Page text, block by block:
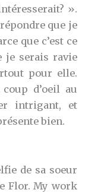
».
que je
que c’est ce
je serais ravie
pour elle.
d’oeil au
intrigant, et
bien.
de sa soeur
Flor. My work